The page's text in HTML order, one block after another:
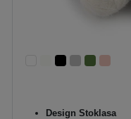
Design Stoklasa